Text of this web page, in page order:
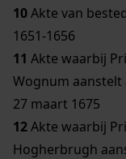
10Akte van
1651-1656
11 Akte waarbij
Wognum aanstelt
27 maart 1675
12Akte waarbij
Hogherbrugh